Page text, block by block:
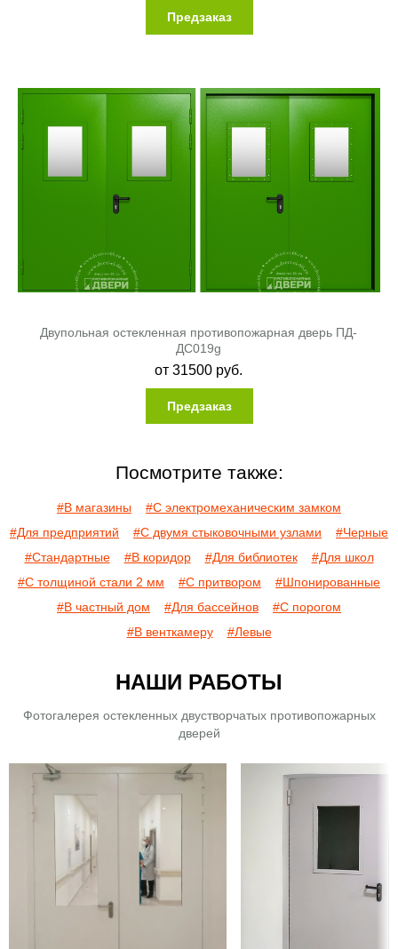
Предзаказ
Двупольная остекленная противопожарная дверь ПД-
ДC019g
от31500 руб.
Предзаказ
Посмотрите также:
#В магазины
#С электромеханическим замком
#Для предприятий
#С двумя стыковочными узлами
#Черные
#Стандартные
#В коридор #Для библиотек
#Для школ
#С толщиной стали 2 мм
#С притвором
#Шпонированные
#В частный дом
#Для бассейнов
#С порогом
#В венткамеру
#Левые
НАШИ РАБОТЫ
Фотогалерея остекленных двустворчатых противопожарных
дверей